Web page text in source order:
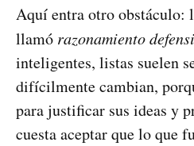
Aquí entra otro obstáculo:
llamó razonamiento
inteligentes, listas suelen
difícilmente cambian,
para justificar sus ideas y
cuesta aceptar que lo que